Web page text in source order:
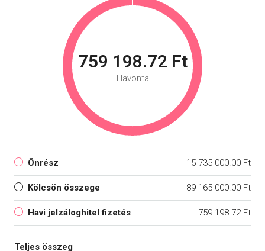
759 198.72 Ft
Havonta
Önrész 15 735 000.00 Ft
Kölcsön összege 89 165 000.00 Ft
Havi jelzáloghitel fizetés 759 198.72 Ft
Teljes összeg